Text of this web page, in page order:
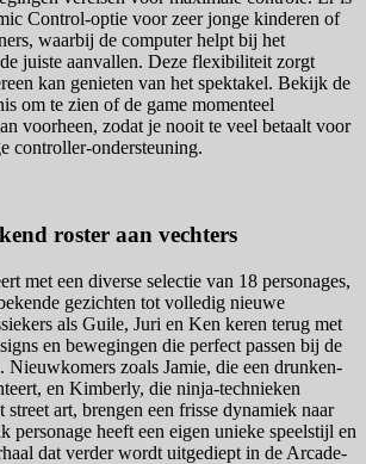
Control-optie voor zeer jonge kinderen of
waarbij de computer helpt bij het
juiste aanvallen. Deze flexibiliteit zorgt
kan genieten van het spektakel. Bekijk de
om te zien of de game momenteel
voorheen, zodat je nooit te veel betaalt voor
controller-ondersteuning.
roster aan vechters
met een diverse selectie van 18 personages,
gezichten tot volledig nieuwe
als Guile, Juri en Ken keren terug met
en bewegingen die perfect passen bij de
Nieuwkomers zoals Jamie, die een drunken-
en Kimberly, die ninja-technieken
street art, brengen een frisse dynamiek naar
personage heeft een eigen unieke speelstijl en
dat verder wordt uitgediept in de Arcade-